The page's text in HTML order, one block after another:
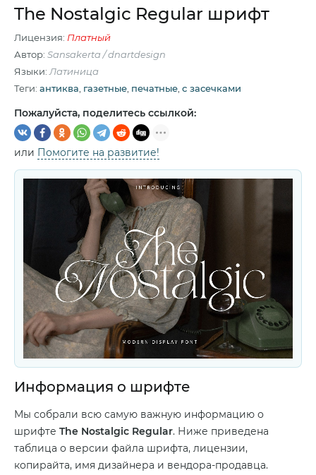
The Nostalgic Regular шрифт
Лицензия: Платный
Автор: Sansakerta / dnartdesign
Языки: Латиница
Теги: антиква газетные печатные с засечками
Пожалуйста, поделитесь ссылкой:
или Помогите на развитие!
Информация о шрифте
Мы собрали всю самую важную информацию о
шрифте The Nostalgic Regular. Ниже приведена
таблица о версии файла шрифта, лицензии,
копирайта, имя дизайнера и вендора-продавца.